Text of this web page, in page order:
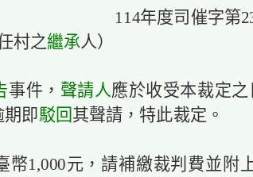
114年度司催字第
村之繼承人）
事件， 聲請人應於收受本裁定之
期即駁回其聲請，特此裁定。
幣1,000元，請補繳裁判費並附